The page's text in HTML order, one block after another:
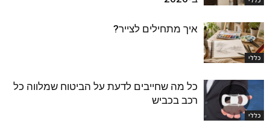
כללי
איך מתחילים לצייר?
כללי
כל מה שחייבים לדעת על הביטוח שמלווה כל
רכב בכביש